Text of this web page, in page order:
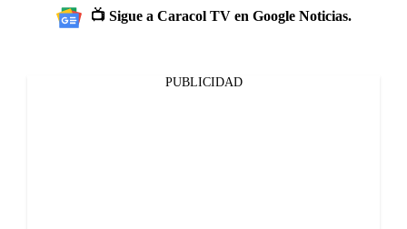
📺 Sigue a Caracol TV en Google Noticias.
PUBLICIDAD